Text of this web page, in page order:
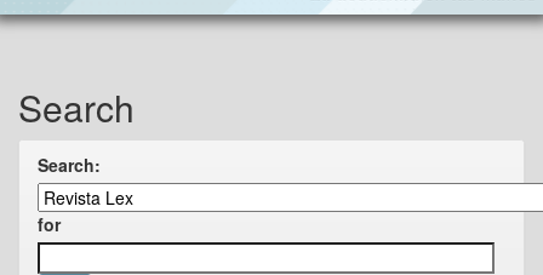
Search
Search:
for